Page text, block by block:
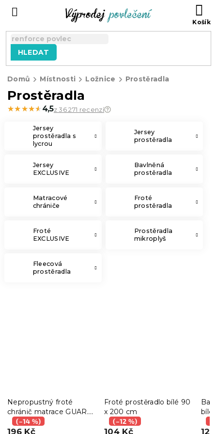
HLEDAT
Domů Místnosti Ložnice Prostěradla
Prostěradla
★★★★★
★★★★★ 4,5z 36 271 recenzí
Jersey
prostěradla s
lycrou
Jersey
prostěradla
Jersey
EXCLUSIVE
Bavlněná
prostěradla
Matracové
chrániče
Froté
prostěradla
Froté
EXCLUSIVE
Prostěradla
mikroplyš
Fleecová
prostěradla
Nepropustný froté
chránič matrace GUARD
90 x 200 cm
(–14 %)
196 Kč
Froté prostěradlo bílé 90
x 200 cm
(–12 %)
104 Kč
bílé